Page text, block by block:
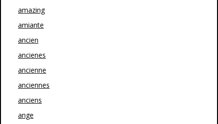
amazing
amiante
ancien
ancienes
ancienne
anciennes
anciens
ange